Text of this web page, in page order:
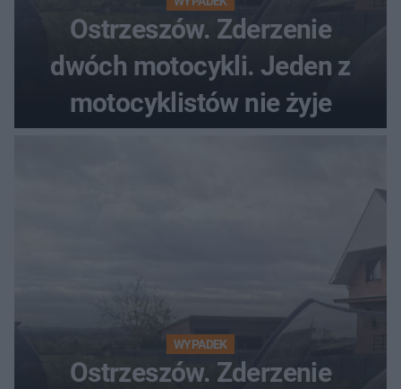
Ostrzeszów. Zderzenie
dwóch motocykli. Jeden z
motocyklistów nie żyje
WYPADEK
Ostrzeszów. Zderzenie